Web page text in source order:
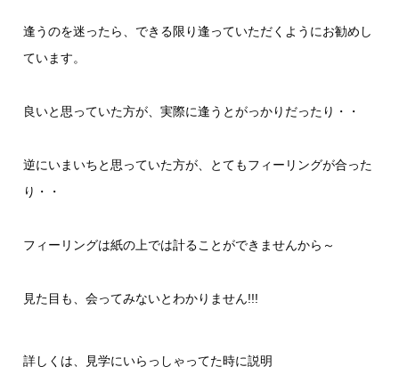
逢うのを迷ったら、できる限り逢っていただくようにお勧めし
ています。
良いと思っていた方が、実際に逢うとがっかりだったり・・
逆にいまいちと思っていた方が、とてもフィーリングが合った
り・・
フィーリングは紙の上では計ることができませんから～
見た目も、会ってみないとわかりません!!!
詳しくは、見学にいらっしゃってた時に説明